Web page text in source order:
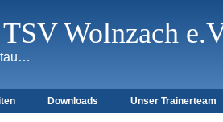
Wolnzach
Downloads Unser Trainerteam